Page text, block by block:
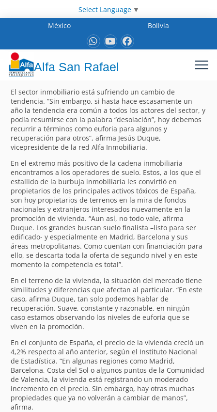
Select Language ▼
México
Bolivia
Alfa San Rafael
El sector inmobiliario está sufriendo un cambio de
tendencia. “Sin embargo, si hasta hace escasamente un
año la tendencia era común a todos los actores del sector, y
podía resumirse con la palabra “desolación”, hoy debemos
recurrir a términos como euforia para algunos y
recuperación para otros”, afirma Jesús Duque,
vicepresidente de la red Alfa Inmobiliaria.
En el extremo más positivo de la cadena inmobiliaria
encontramos a los operadores de suelo. Estos, a los que el
estallido de la burbuja inmobiliaria les convirtió en
propietarios de los principales activos tóxicos de España,
son hoy propietarios de terrenos en la mira de fondos
nacionales y extranjeros interesados nuevamente en la
promoción de vivienda. “Aun así, no todo vale, afirma
Duque. Los grandes buscan suelo finalista –listo para ser
edificado- y especialmente en Madrid, Barcelona y sus
áreas metropolitanas. Como cuentan con financiación para
ello, se descarta toda la oferta de segundo nivel y en este
momento la competencia es total”.
En el terreno de la vivienda, la situación del mercado tiene
similitudes y diferencias que afectan al particular. “En este
caso, afirma Duque, tan solo podemos hablar de
recuperación. Suave, constante y razonable, en ningún
caso estamos observando los niveles de euforia que se
viven en la promoción.
En el conjunto de España, el precio de la vivienda creció un
4,2% respecto al año anterior, según el Instituto Nacional
de Estadística. “En algunas regiones como Madrid,
Barcelona, Costa del Sol o algunos puntos de la Comunidad
de Valencia, la vivienda está registrando un moderado
incremento en el precio. Sin embargo, hay otras muchas
propiedades que ya no volverán a cambiar de manos”,
afirma.